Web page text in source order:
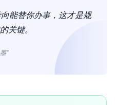
能替你办事，这才是规
关键。
”